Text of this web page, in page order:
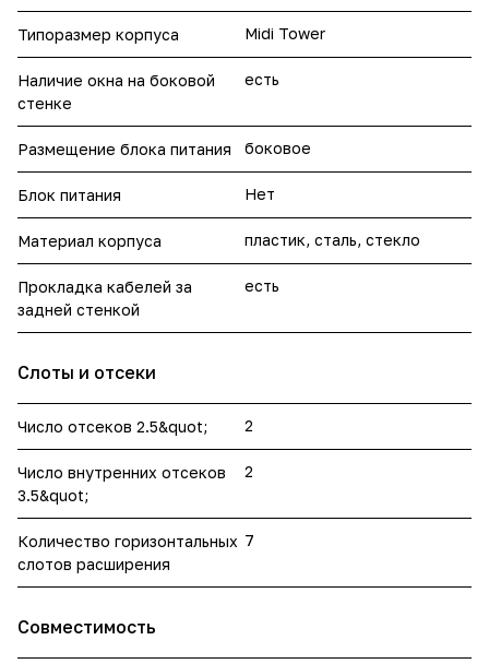
Типоразмер корпуса Midi Tower
Наличие окна на боковой
стенке
есть
Размещение блока питания боковое
Блок питания Нет
Материал корпуса пластик, сталь, стекло
Прокладка кабелей за
задней стенкой
есть
Слоты и отсеки
Число отсеков 2.5&quot; 2
Число внутренних отсеков
3.5&quot;
2
Количество горизонтальных
слотов расширения
7
Совместимость